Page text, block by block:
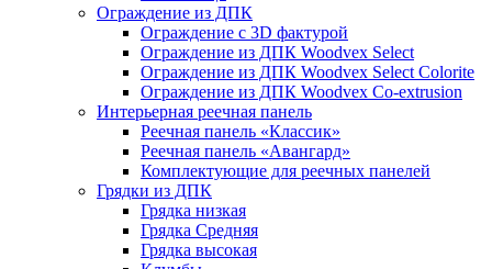
Ограждение из ДПК
Ограждение с 3D фактурой
Ограждение из ДПК Woodvex Select
Ограждение из ДПК Woodvex Select Colorite
Ограждение из ДПК Woodvex Co-extrusion
Интерьерная реечная панель
Реечная панель «Классик»
Реечная панель «Авангард»
Комплектующие для реечных панелей
Грядки из ДПК
Грядка низкая
Грядка Средняя
Грядка высокая